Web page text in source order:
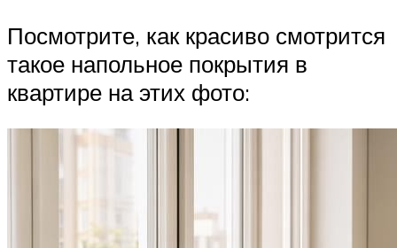
Посмотрите, как красиво смотрится
такое напольное покрытия в
квартире на этих фото: